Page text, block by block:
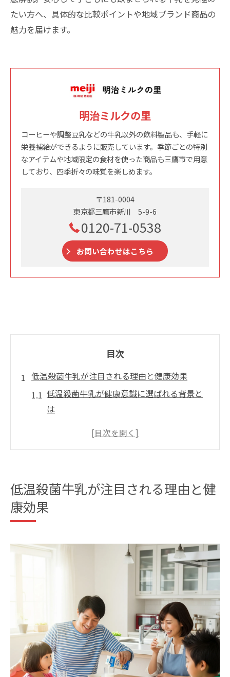
たい方へ、具体的な比較ポイントや地域ブランド商品の
魅力を届けます。
明治ミルクの里
コーヒーや調整豆乳などの牛乳以外の飲料製品も、手軽に
栄養補給ができるように販売しています。季節ごとの特別
なアイテムや地域限定の食材を使った商品も三鷹市で用意
しており、四季折々の味覚を楽しめます。
〒181-0004
東京都三鷹市新川 5-9-6
0120-71-0538
お問い合わせはこちら
目次
低温殺菌牛乳が注目される理由と健康効果
低温殺菌牛乳が健康意識に選ばれる背景と
は
低温殺菌牛乳の栄養価と日常へのメリット
低温殺菌牛乳が注目される最新トレンド
東京都武蔵野市境南町で見つける安心の低温殺
境南町で低温殺菌牛乳を選ぶ際のポイント
地域密着の低温殺菌牛乳を見極める方法
東毛酪農の牛乳が境南町で支持される理由
低温殺菌牛乳の入手ルートと購入のコツ
オンラインショップで選ぶ低温殺菌牛乳
家族が安心できる低温殺菌牛乳の選び方
家族に選びたい低温殺菌牛乳の安全性とは
低温殺菌牛乳の安全基準と検査体制につい
低温殺菌牛乳が注目される理由と健
康効果